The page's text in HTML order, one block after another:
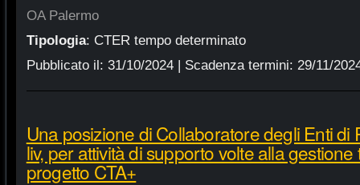
OA Palermo
Tipologia: CTER tempo determinato
Pubblicato il: 31/10/2024| Scadenza termini: 29/11/
Una posizione di Collaboratore degli Enti di
liv, per attività di supporto volte alla
progetto CTA+